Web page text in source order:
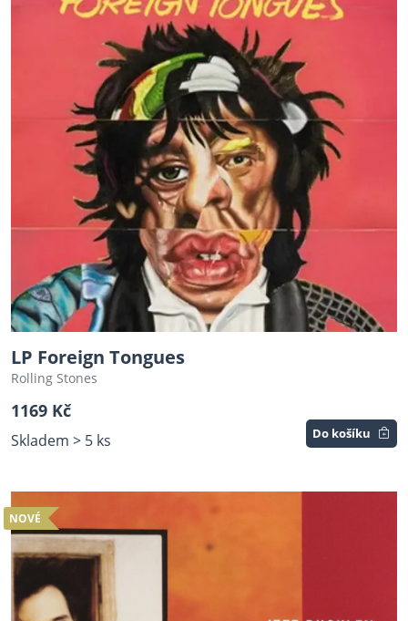
LP Foreign Tongues
Rolling Stones
1169 Kč
Skladem > 5 ks Do košíku
NOVÉ